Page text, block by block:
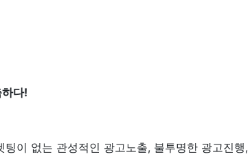
다!
이 없는 관성적인 광고노출, 불투명한 광고진